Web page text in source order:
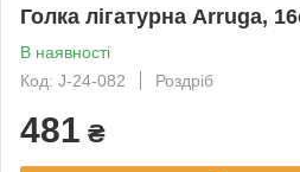
Голка лігатурна Arruga,
В наявності
Код: J-24-082
Роздріб
481 ₴